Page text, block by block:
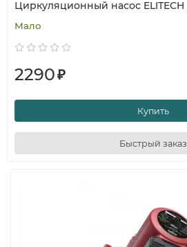
Циркуляционный насос ELITECH
Мало
2290₽
Купить
Быстрый заказ